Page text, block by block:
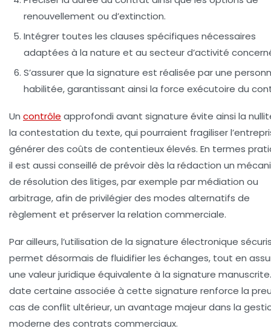
renouvellement ou d’extinction.
Intégrer toutes les clauses spécifiques nécessaires
adaptées à la nature et au secteur d’activité
S’assurer que la signature est réalisée par une
habilitée, garantissant ainsi la force exécutoire du
Un contrôle approfondi avant signature évite ainsi la
la contestation du texte, qui pourraient fragiliser
générer des coûts de contentieux élevés. En termes
il est aussi conseillé de prévoir dès la rédaction un
de résolution des litiges, par exemple par médiation ou
arbitrage, afin de privilégier des modes alternatifs de
règlement et préserver la relation commerciale.
Par ailleurs, l’utilisation de la signature électronique
permet désormais de fluidifier les échanges, tout en
une valeur juridique équivalente à la signature
date certaine associée à cette signature renforce la
cas de conflit ultérieur, un avantage majeur dans la
moderne des contrats commerciaux.